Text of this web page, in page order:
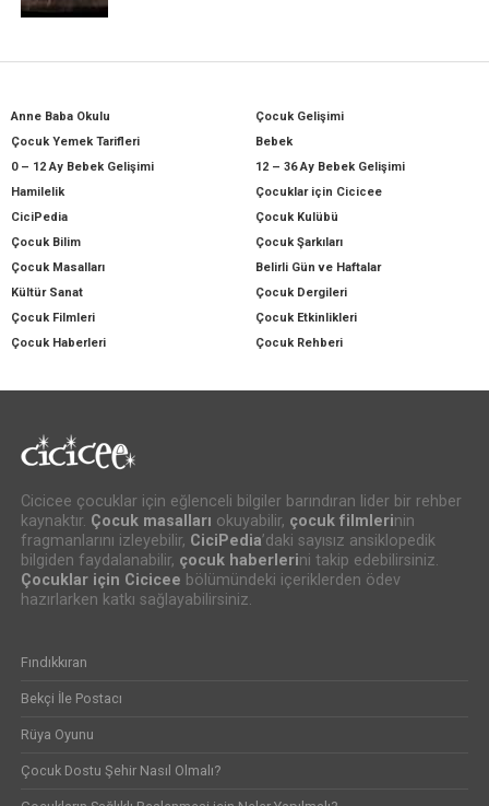
Anne Baba Okulu
Çocuk Gelişimi
Çocuk Yemek Tarifleri
Bebek
0 – 12 Ay Bebek Gelişimi
12 – 36 Ay Bebek Gelişimi
Hamilelik
Çocuklar için Cicicee
CiciPedia
Çocuk Kulübü
Çocuk Bilim
Çocuk Şarkıları
Çocuk Masalları
Belirli Gün ve Haftalar
Kültür Sanat
Çocuk Dergileri
Çocuk Filmleri
Çocuk Etkinlikleri
Çocuk Haberleri
Çocuk Rehberi
Cicicee çocuklar için eğlenceli bilgiler barındıran lider bir rehber
kaynaktır. Çocuk masalları okuyabilir, çocuk filmlerinin
fragmanlarını izleyebilir, CiciPedia’daki sayısız ansiklopedik
bilgiden faydalanabilir, çocuk haberlerini takip edebilirsiniz.
Çocuklar için Cicicee bölümündeki içeriklerden ödev
hazırlarken katkı sağlayabilirsiniz.
Fındıkkıran
Bekçi İle Postacı
Rüya Oyunu
Çocuk Dostu Şehir Nasıl Olmalı?